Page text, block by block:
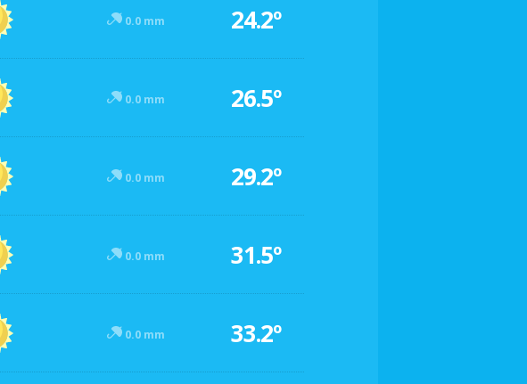
0.0 mm 24.2º
0.0 mm 26.5º
0.0 mm 29.2º
0.0 mm 31.5º
0.0 mm 33.2º